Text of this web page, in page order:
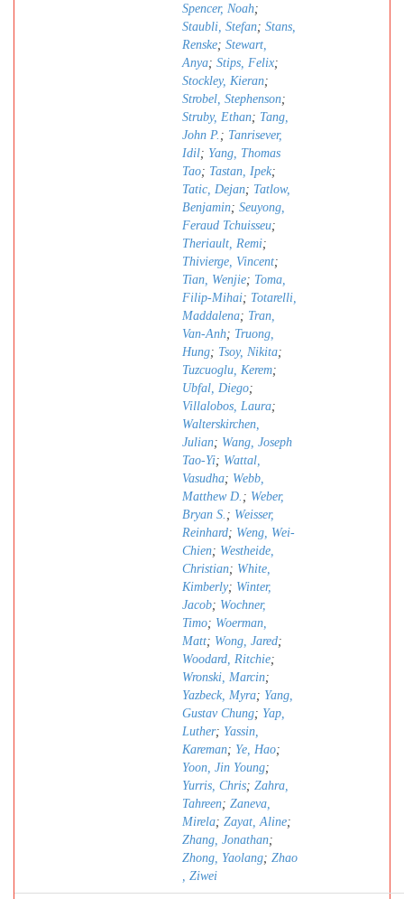
Spencer, Noah;
Staubli, Stefan; Stans,
Renske; Stewart,
Anya; Stips, Felix;
Stockley, Kieran;
Strobel, Stephenson;
Struby, Ethan; Tang,
John P. ; Tanrisever,
Idil; Yang, Thomas
Tao; Tastan, Ipek;
Tatic, Dejan; Tatlow,
Benjamin; Seuyong,
Feraud Tchuisseu;
Theriault, Remi;
Thivierge, Vincent;
Tian, Wenjie; Toma,
Filip-Mihai; Totarelli,
Maddalena; Tran,
Van-Anh; Truong,
Hung; Tsoy, Nikita;
Tuzcuoglu, Kerem;
Ubfal, Diego;
Villalobos, Laura;
Walterskirchen,
Julian; Wang, Joseph
Tao-Yi; Wattal,
Vasudha; Webb,
Matthew D. ; Weber,
Bryan S. ; Weisser,
Reinhard; Weng, Wei-
Chien; Westheide,
Christian; White,
Kimberly; Winter,
Jacob; Wochner,
Timo; Woerman,
Matt; Wong, Jared;
Woodard, Ritchie;
Wronski, Marcin;
Yazbeck, Myra; Yang,
Gustav Chung; Yap,
Luther; Yassin,
Kareman; Ye, Hao;
Yoon, Jin Young;
Yurris, Chris; Zahra,
Tahreen; Zaneva,
Mirela; Zayat, Aline;
Zhang, Jonathan;
Zhong, Yaolang; Zhao
, Ziwei